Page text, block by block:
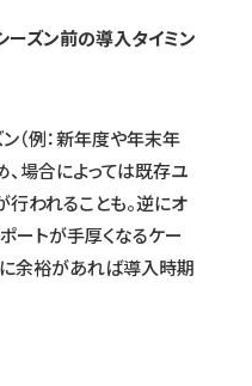
ーズン前の導入タイミン
（例：新年度や年末年
場合によっては既存ユ
われることも。逆にオ
ートが手厚くなるケー
に余裕があれば導入時期